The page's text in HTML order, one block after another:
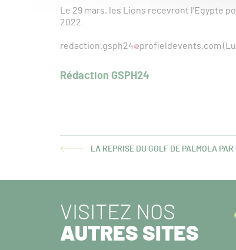
Le 29 mars, les Lions recevront l’Egypte
2022.
redaction.gsph24 profieldevents.com
Rédaction GSPH24
ARTICLE LA REPRISE DU GOLF DE PALMOLA
VISITEZ NOS
AUTRES SITES